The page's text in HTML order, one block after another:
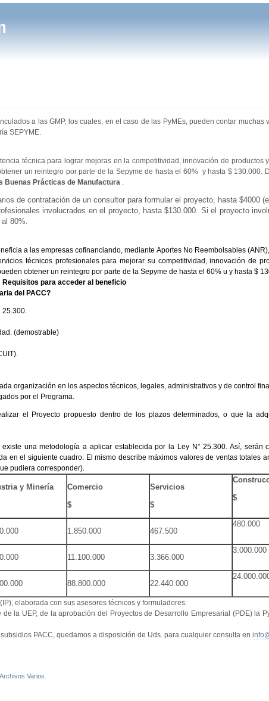
a las GMP, los cuales, en el caso de las PyMEs, pueden contar muchas
SEPYME.
técnica para lograr mejoras en la competitividad, innovación de productos
un reintegro por parte de la Sepyme de hasta el 60% y hasta $ 130.000.
Buenas Prácticas de Manufactura.
de contratación de un consultor para formular el proyecto, hasta $4000
involucrados en el proyecto, hasta $130.000. Si el proyecto
80%.
a las empresas cofinanciando, mediante Aportes No Reembolsables
técnicos profesionales para mejorar su competitividad, innovación de
obtener un reintegro por parte de la Sepyme de hasta el 60% u y hasta $
Requisitos para acceder al beneficio
del PACC?
25.300.
(demostrable)
organización en los aspectos técnicos, legales, administrativos y de control
por el Programa.
el Proyecto propuesto dentro de los plazos determinados, o que la
una metodología a aplicar establecida por la Ley N° 25.300. Así, serán
en el siguiente cuadro. El mismo describe máximos valores de ventas totales
pudiera corresponder).
y Minería
Comercio
$
Servicios
$
$
1.850.000 467.500
480.000
11.100.000 3.366.000
3.000.000
88.800.000 22.440.000
elaborada con sus asesores técnicos y formuladores.
la UEP, de la aprobación del Proyectos de Desarrollo Empresarial (PDE) la
PACC, quedamos a disposición de Uds. para cualquier consulta en
Archivos Varios